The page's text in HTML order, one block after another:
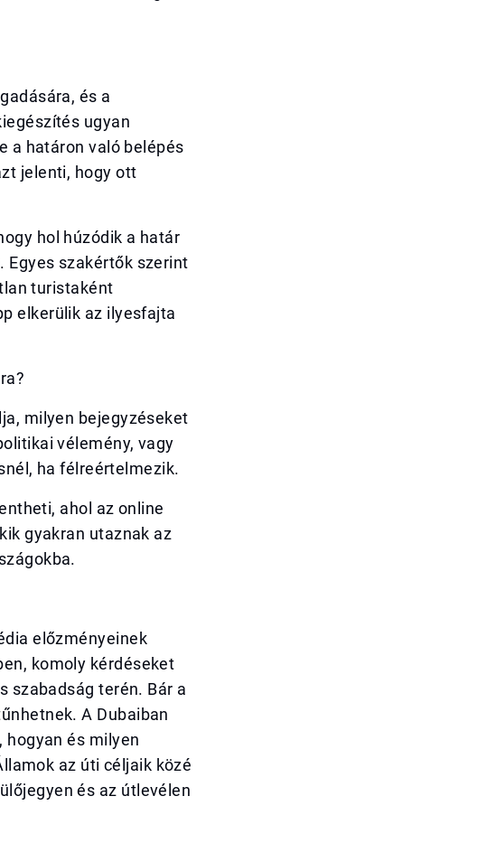
és a
ugyan
a határon való belépés
jelenti, hogy ott
hol húzódik a határ
Egyes szakértők szerint
turistaként
elkerülik az ilyesfajta
milyen bejegyzéseket
vélemény, vagy
ha félreértelmezik.
ahol az online
gyakran utaznak az
előzményeinek
komoly kérdéseket
szabadság terén. Bár a
A Dubaiban
és milyen
az úti céljaik közé
és az útlevélen